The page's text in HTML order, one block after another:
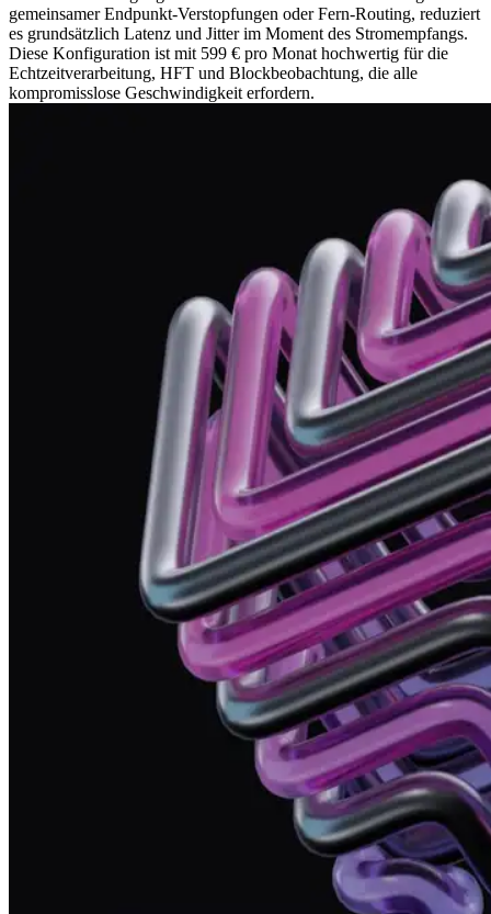
gemeinsamer Endpunkt-Verstopfungen oder Fern-Routing, reduziert
es grundsätzlich Latenz und Jitter im Moment des Stromempfangs.
Diese Konfiguration ist mit 599 € pro Monat hochwertig für die
Echtzeitverarbeitung, HFT und Blockbeobachtung, die alle
kompromisslose Geschwindigkeit erfordern.